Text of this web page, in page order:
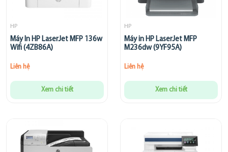
HP
Máy In HP LaserJet MFP 136w
Wifi (4ZB86A)
Liên hệ
Xem chi tiết
HP
Máy in HP LaserJet MFP
M236dw (9YF95A)
Liên hệ
Xem chi tiết